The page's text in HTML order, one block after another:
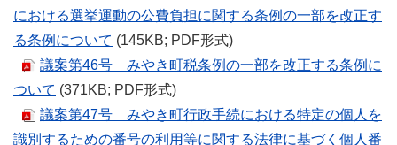
における選挙運動の公費負担に関する条例の一部を改正す
る条例について (145KB; PDF形式)
議案第46号 みやき町税条例の一部を改正する条例に
ついて (371KB; PDF形式)
議案第47号 みやき町行政手続における特定の個人を
識別するための番号の利用等に関する法律に基づく個人番